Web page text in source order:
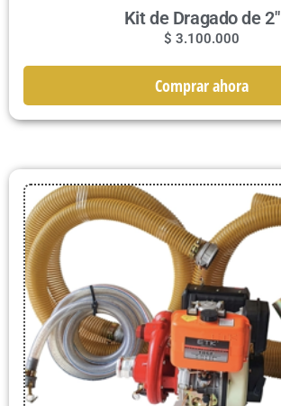
Kit de Dragado de 2″
$ 3.100.000
Comprar ahora